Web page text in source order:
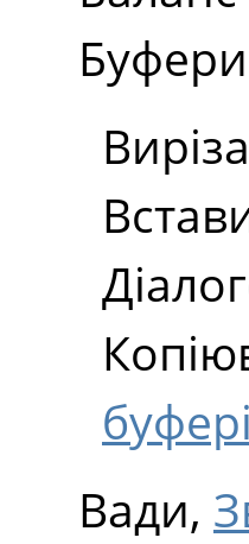
Буфери
Вади,